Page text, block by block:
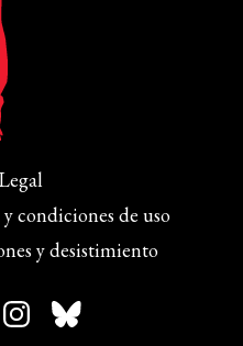
condiciones de uso
y desistimiento